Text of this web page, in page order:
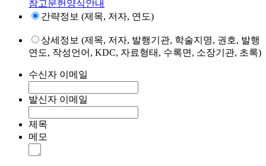
참고문헌양식안내
간략정보 (제목, 저자, 연도)
상세정보 (제목, 저자, 발행기관, 학술지명, 권호, 발행
연도, 작성언어, KDC, 자료형태, 수록면, 소장기관, 초록)
수신자 이메일
발신자 이메일
제목
메모